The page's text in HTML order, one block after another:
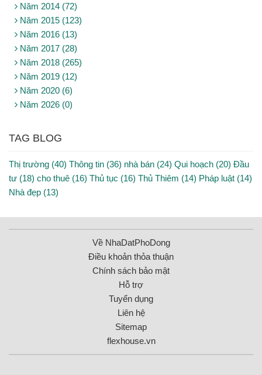
Năm 2014 (72)
Năm 2015 (123)
Năm 2016 (13)
Năm 2017 (28)
Năm 2018 (265)
Năm 2019 (12)
Năm 2020 (6)
Năm 2026 (0)
TAG BLOG
Thị trường (40) Thông tin (36) nhà bán (24) Qui hoạch (20) Đầu
tư (18) cho thuê (16) Thủ tục (16) Thủ Thiêm (14) Pháp luật (14)
Nhà đẹp (13)
Về NhaDatPhoDong
Điều khoản thỏa thuận
Chính sách bảo mật
Hỗ trợ
Tuyển dụng
Liên hệ
Sitemap
flexhouse.vn